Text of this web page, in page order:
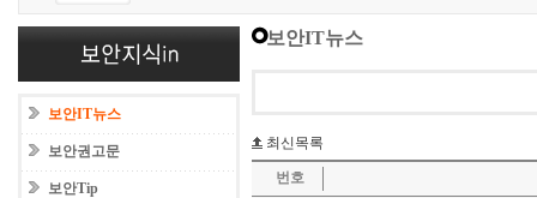
보안IT뉴스
보안권고문
보안Tip
보안IT뉴스
최신목록
번호